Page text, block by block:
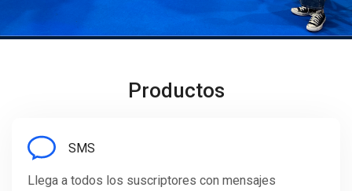
Productos
SMS
Llega a todos los suscriptores con mensajes